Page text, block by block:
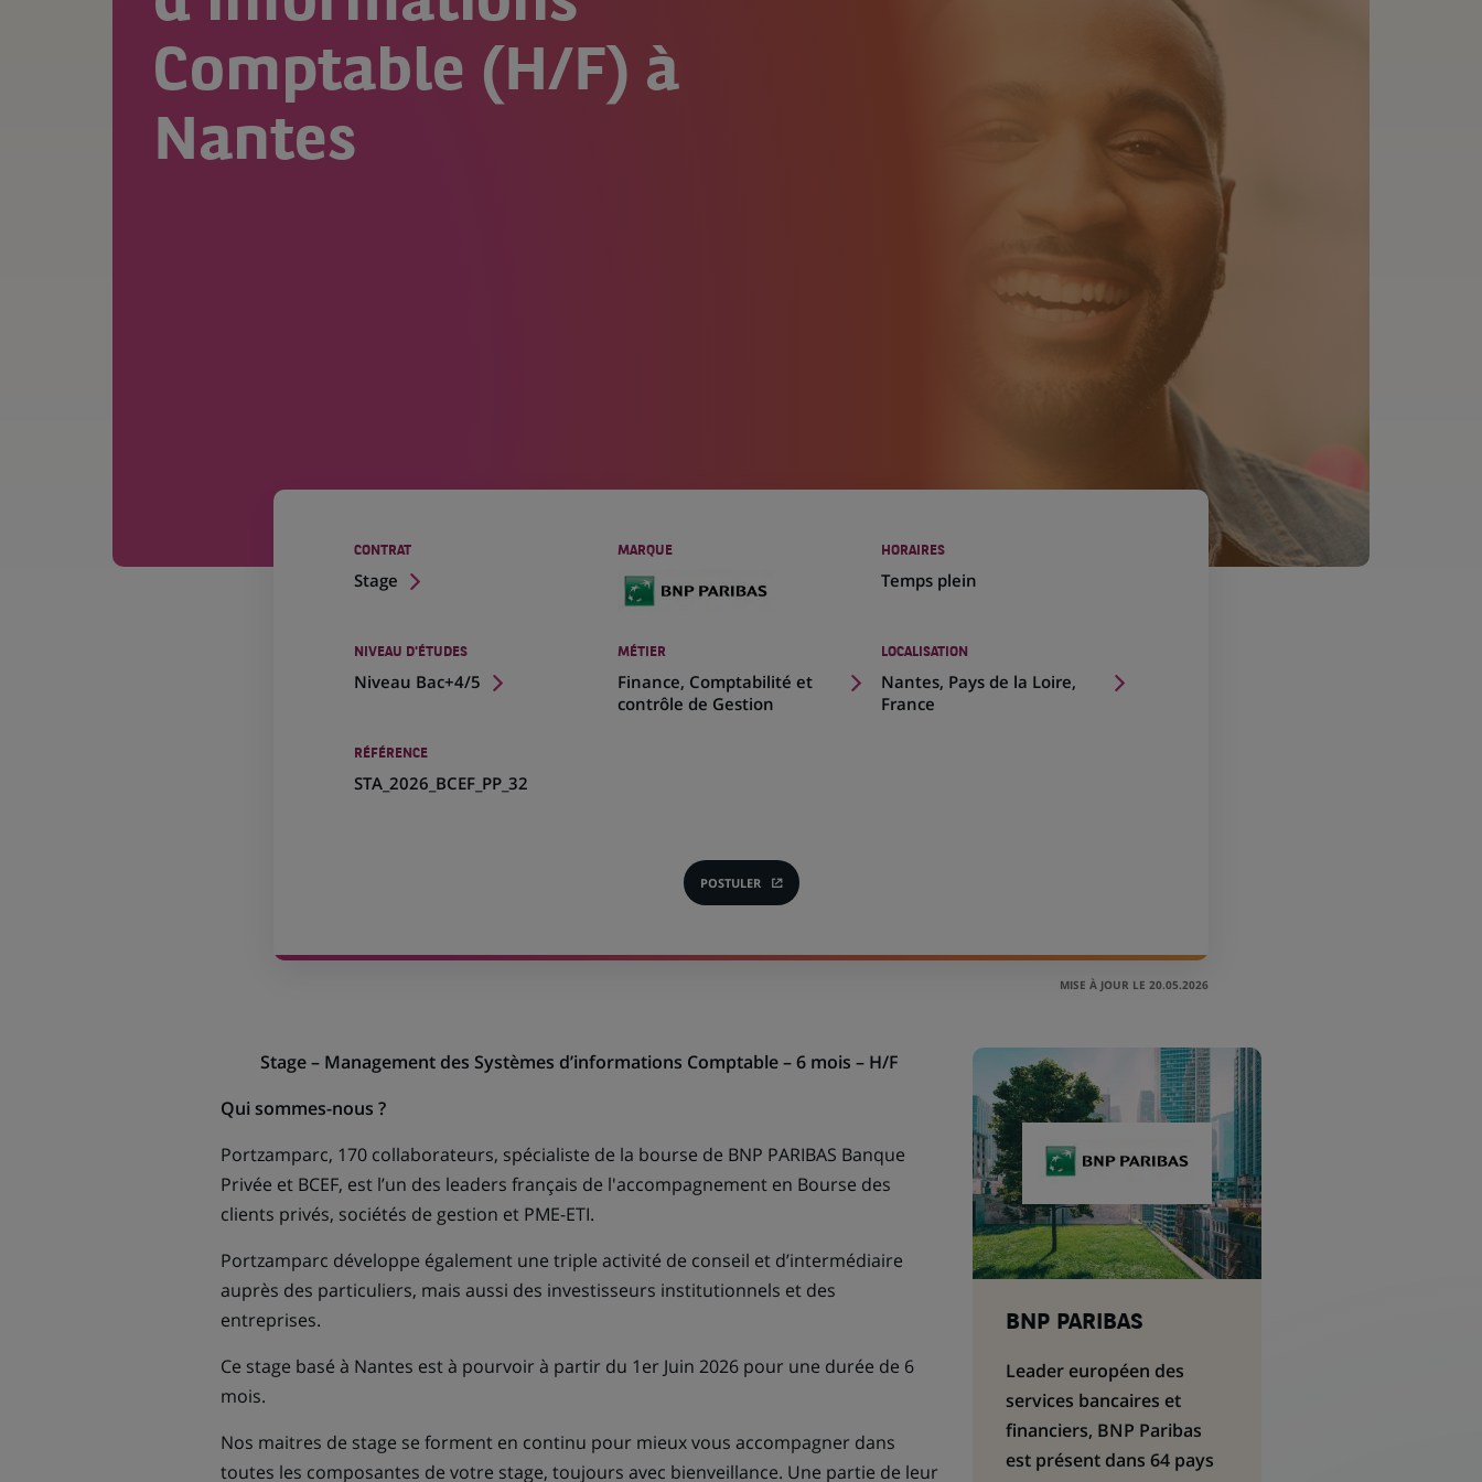
Comptable (H/F) à
Nantes
CONTRAT
Stage
MARQUE HORAIRES
Temps plein
NIVEAU D'ÉTUDES
Niveau Bac+4/5
MÉTIER
Finance, Comptabilité et
contrôle de Gestion
LOCALISATION
Nantes, Pays de la Loire,
France
(Ce
lien
RÉFÉRENCE
STA_2026_BCEF_PP_32
POSTULER
(CE
LIEN
NOUVEL
MISE À JOUR LE 20.05.2026
Stage – Management des Systèmes d’informations Comptable – 6 mois – H/F
Qui sommes-nous ?
Portzamparc, 170 collaborateurs, spécialiste de la bourse de BNP PARIBAS Banque
Privée et BCEF, est l’un des leaders français de l'accompagnement en Bourse des
clients privés, sociétés de gestion et PME-ETI.
Portzamparc développe également une triple activité de conseil et d’intermédiaire
auprès des particuliers, mais aussi des investisseurs institutionnels et des
entreprises.
Ce stage basé à Nantes est à pourvoir à partir du 1er Juin 2026 pour une durée de 6
mois.
Nos maitres de stage se forment en continu pour mieux vous accompagner dans
toutes les composantes de votre stage, toujours avec bienveillance. Une partie de leur
BNP PARIBAS
Leader européen des
services bancaires et
financiers, BNP Paribas
est présent dans 64 pays